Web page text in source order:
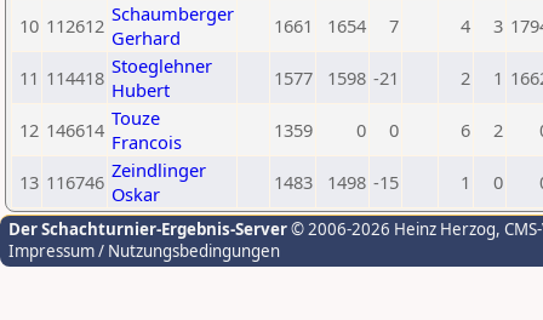
10 112612 Schaumberger
Gerhard
1661 1654 7 4 3
11 114418 Stoeglehner
Hubert
1577 1598 -21 2 1
12 146614 Touze
Francois
1359 0 0 6 2
13 116746 Zeindlinger
Oskar
1483 1498 -15 1 0
Der Schachturnier-Ergebnis-Server© 2006-2026 Heinz Herzog,
Impressum / Nutzungsbedingungen